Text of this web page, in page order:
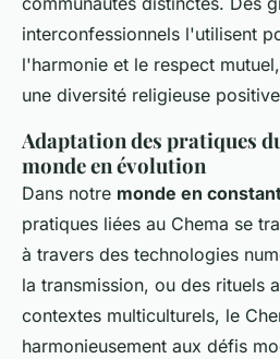
interconfessionnels l'utilisent
l'harmonie et le respect
une diversité religieuse
Adaptation des pratiques
monde en évolution
Dans notre monde en
pratiques liées au Chema se
à travers des technologies
la transmission, ou des rituels
contextes multiculturels, le
harmonieusement aux défis